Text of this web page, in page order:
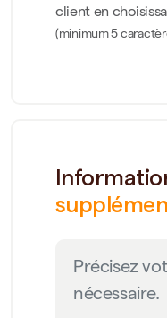
client en
(minimum 5